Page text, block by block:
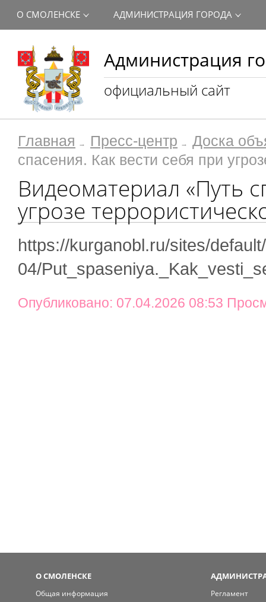
Администрация
официальный сайт
О СМОЛЕНСКЕ АДМИНИСТРАЦИЯ ГОРОДА
Главная Пресс-центр
Доска
спасения. Как вести себя при
Видеоматериал «Путь
угрозе
https://kurganobl.ru/sites/
04/
Опубликовано: 07.04.2026 08:53
О СМОЛЕНСКЕ
Общая информация
Регламент